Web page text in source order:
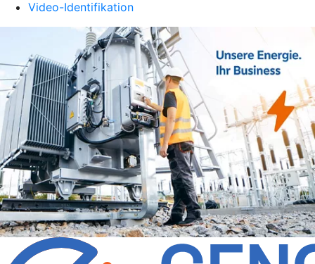
Video-Identifikation